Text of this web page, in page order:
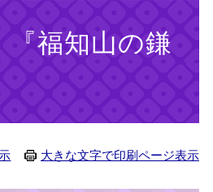
福知山の鎌
大きな文字で印刷ページ表示